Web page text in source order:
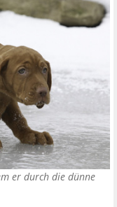
er durch die dünne